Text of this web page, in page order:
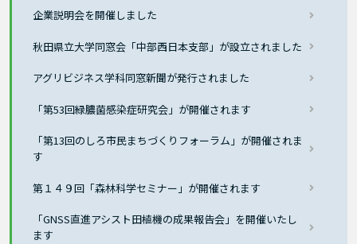
企業説明会を開催しました
秋田県立大学同窓会「中部西日本支部」が設立されました
アグリビジネス学科同窓新聞が発行されました
「第53回緑膿菌感染症研究会」が開催されます
「第13回のしろ市民まちづくりフォーラム」が開催されま
す
第１４９回「森林科学セミナー」が開催されます
「GNSS直進アシスト田植機の成果報告会」を開催いたし
ます